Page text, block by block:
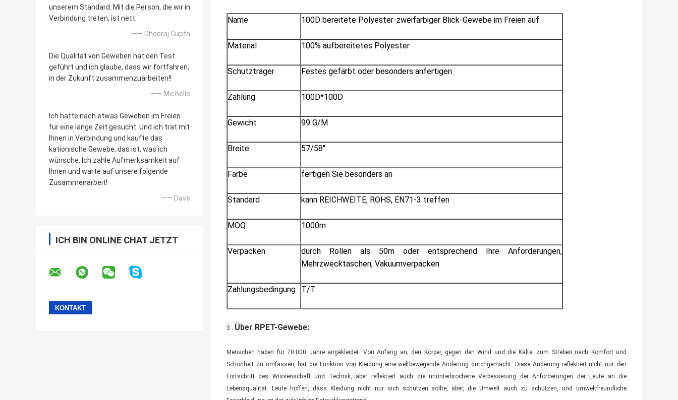
unserem Standard. Mit die Person, die wir in
Verbindung treten, ist nett.
—— Dheeraj Gupta
Die Qualität von Geweben hat den Test
geführt und ich glaube, dass wir fortfahren,
in der Zukunft zusammenzuarbeiten!!
—— Michelle
Ich hatte nach etwas Geweben im Freien
für eine lange Zeit gesucht. Und ich trat mit
Ihnen in Verbindung und kaufte das
kationische Gewebe, das ist, was ich
wünsche. Ich zahle Aufmerksamkeit auf
Ihnen und warte auf unsere folgende
Zusammenarbeit!
—— Dave
ICH BIN ONLINE CHAT JETZT
Name 100D bereitete Polyester-zweifarbiger Blick-Gewebe im Freien auf
Material 100% aufbereitetes Polyester
Schutzträger Festes gefärbt oder besonders anfertigen
Zählung 100D*100D
Gewicht 99 G/M
Breite 57/58"
Farbe fertigen Sie besonders an
Standard kann REICHWEITE, ROHS, EN71-3 treffen
MOQ 1000m
Verpacken
durch Rollen als 50m oder entsprechend Ihre Anforderungen,
Mehrzwecktaschen, Vakuumverpacken
Zahlungsbedingung T/T
3 . Über RPET-Gewebe:
Menschen haben für 70.000 Jahre angekleidet. Von Anfang an, den Körper, gegen den Wind und die Kälte, zum Streben nach Komfort und
Schönheit zu umfassen, hat die Funktion von Kleidung eine weltbewegende Änderung durchgemacht. Diese Änderung reflektiert nicht nur den
Fortschritt des Wissenschaft und Technik, aber reflektiert auch die ununterbrochene Verbesserung der Anforderungen der Leute an die
Lebensqualität. Leute hoffen, dass Kleidung nicht nur sich schützen sollte, aber, die Umwelt auch zu schützen, und umweltfreundliche